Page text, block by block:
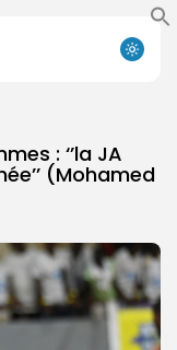
: ‘’la JA
(Mohamed